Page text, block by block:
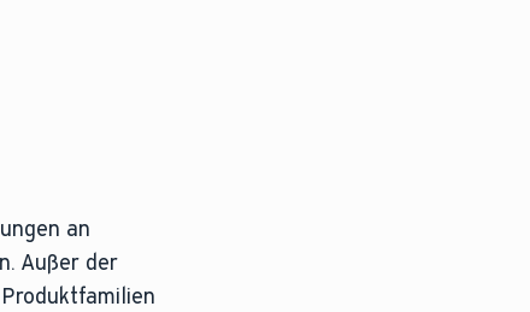
an
Außer der